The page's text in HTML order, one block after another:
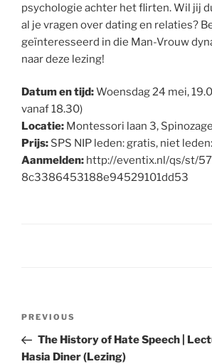
psychologie achter het flirten. Wil jij
al je vragen over dating en relaties?
geïnteresseerd in die Man-Vrouw
naar deze lezing!
Datum en tijd:Woensdag 24 mei,
vanaf 18.30)
Locatie: Montessori laan 3,
Prijs: SPS NIP leden: gratis, niet
Aanmelden: http://eventix.nl/qs/st/
8c3386453188e94529101dd53
Previous
Post
PREVIOUS
The History of Hate Speech |
Hasia Diner (Lezing)